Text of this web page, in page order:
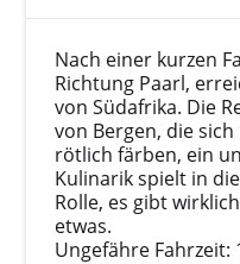
Nach einer kurzen
Richtung Paarl,
von Südafrika. Die
von Bergen, die
rötlich färben, ein
Kulinarik spielt in
Rolle, es gibt
etwas.
Ungefähre Fahrzeit: